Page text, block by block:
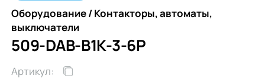
Оборудование / Контакторы, автоматы,
выключатели
509-DAB-B1K-3-6P
Артикул: